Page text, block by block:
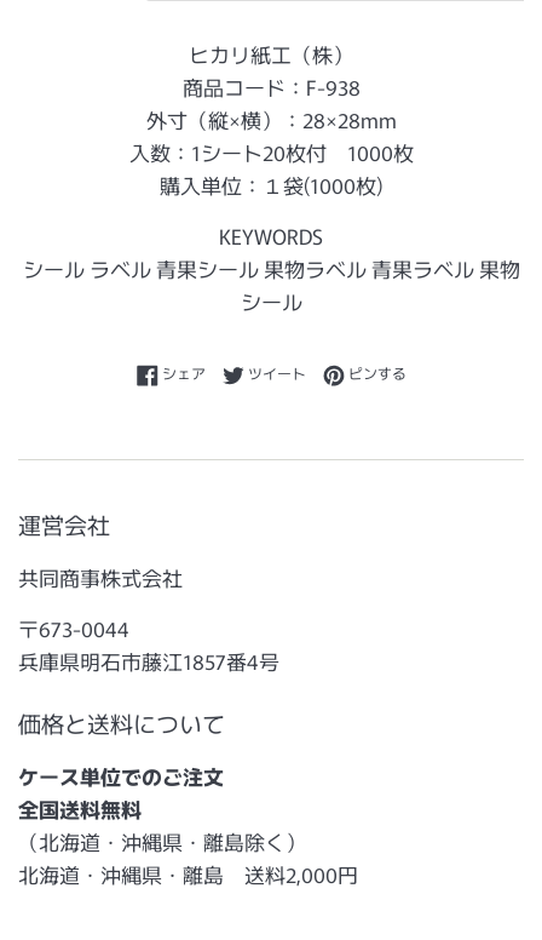
ヒカリ紙工（株）
商品コード：F-938
外寸（縦×横）：28×28mm
入数：1シート20枚付 1000枚
購入単位：１袋(1000枚)
KEYWORDS
シール ラベル 青果シール 果物ラベル 青果ラベル 果物
シール
シェアFacebookでシェアする
ツイートTwitterに投稿する
ピンするPinterestでピンする
運営会社
共同商事株式会社
〒673-0044
兵庫県明石市藤江1857番4号
価格と送料について
ケース単位でのご注文
全国送料無料
（北海道・沖縄県・離島除く）
北海道・沖縄県・離島 送料2,000円